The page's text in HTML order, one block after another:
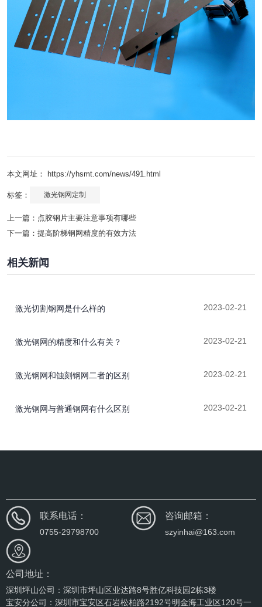
本文网址： https://yhsmt.com/news/491.html
标签： 激光钢网定制
上一篇： 点胶钢片主要注意事项有哪些
下一篇： 提高阶梯钢网精度的有效方法
相关新闻
2023-02-21
激光切割钢网是什么样的
2023-02-21
激光钢网的精度和什么有关？
2023-02-21
激光钢网和蚀刻钢网二者的区别
2023-02-21
激光钢网与普通钢网有什么区别
联系电话：
0755-29798700
咨询邮箱：
szyinhai@163.com
公司地址：
深圳坪山公司：深圳市坪山区业达路8号胜亿科技园2栋3楼
宝安分公司：深圳市宝安区石岩松柏路2192号明金海工业区120号一